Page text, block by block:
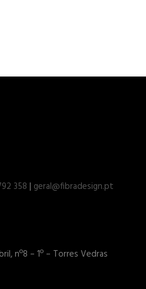
358 | geral@fibradesign.pt
nº8 – 1º – Torres Vedras